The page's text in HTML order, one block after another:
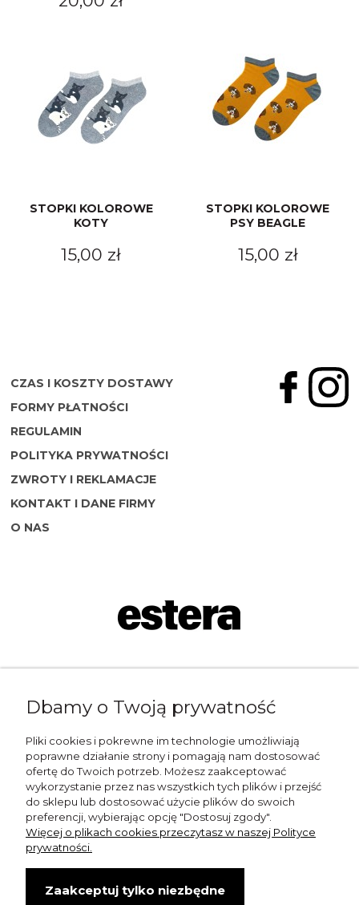
STOPKI KOLOROWE
KOTY
15,00 zł
STOPKI KOLOROWE
PSY BEAGLE
15,00 zł
CZAS I KOSZTY DOSTAWY
FORMY PŁATNOŚCI
REGULAMIN
POLITYKA PRYWATNOŚCI
ZWROTY I REKLAMACJE
KONTAKT I DANE FIRMY
O NAS
shop@esterashop.com
+48 785 709 330
ESTERA
Otolice 68
99-400 Łowicz
Wskazówki dojazdu
NIP: 8341003819
Dbamy o Twoją prywatność
Pliki cookies i pokrewne im technologie umożliwiają
poprawne działanie strony i pomagają nam dostosować
ofertę do Twoich potrzeb. Możesz zaakceptować
wykorzystanie przez nas wszystkich tych plików i przejść
do sklepu lub dostosować użycie plików do swoich
preferencji, wybierając opcję "Dostosuj zgody".
Więcej o plikach cookies przeczytasz w naszej Polityce
prywatności.
Zaakceptuj tylko niezbędne